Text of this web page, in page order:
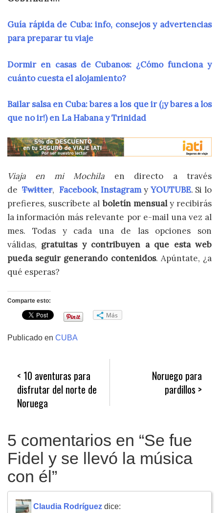
Guía rápida de Cuba: info, consejos y advertencias
para preparar tu viaje
Dormir en casas de Cubanos: ¿Cómo funciona y
cuánto cuesta el alojamiento?
Bailar salsa en Cuba: bares a los que ir (¡y bares a los
que no ir!) en La Habana y Trinidad
Viaja en mi Mochila en directo a través
deTwitter, Facebook,Instagramy YOUTUBE. Si lo
prefieres, suscríbete al boletín mensualy recibirás
la información más relevante por e-mail una vez al
mes. Todas y cada una de las opciones son
válidas, gratuitas y contribuyen a que esta web
pueda seguir generando contenidos. Apúntate, ¿a
qué esperas?
Comparte esto:
Más
Publicado en CUBA
Navegación
de
entradas
10 aventuras para
disfrutar del norte de
Noruega
Noruego para
pardillos
5 comentarios en “Se fue
Fidel y se llevó la música
con él”
Claudia Rodríguez dice: